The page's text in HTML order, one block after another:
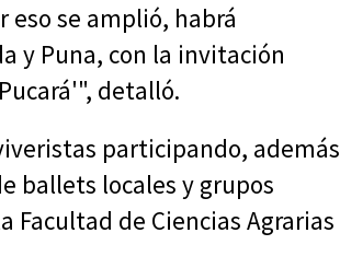
eso se amplió, habrá
y Puna, con la invitación
detalló.
participando, además
ballets locales y grupos
Facultad de Ciencias Agrarias